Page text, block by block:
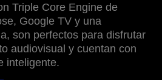
Triple Core Engine de
Google TV y una
son perfectos para disfrutar
audiovisual y cuentan con
inteligente.